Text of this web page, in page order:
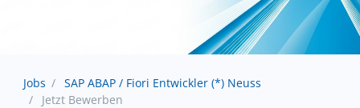
Jobs
SAP ABAP / Fiori Entwickler (*) Neuss
Jetzt Bewerben